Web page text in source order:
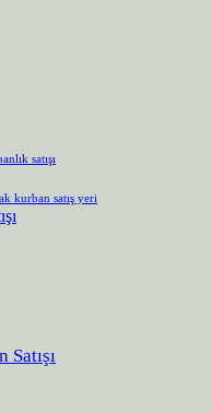
satışı
kurban satış yeri